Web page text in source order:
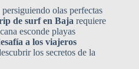
olas perfectas
de surf en Baja requiere
esconde playas
a los viajeros
los secretos de la